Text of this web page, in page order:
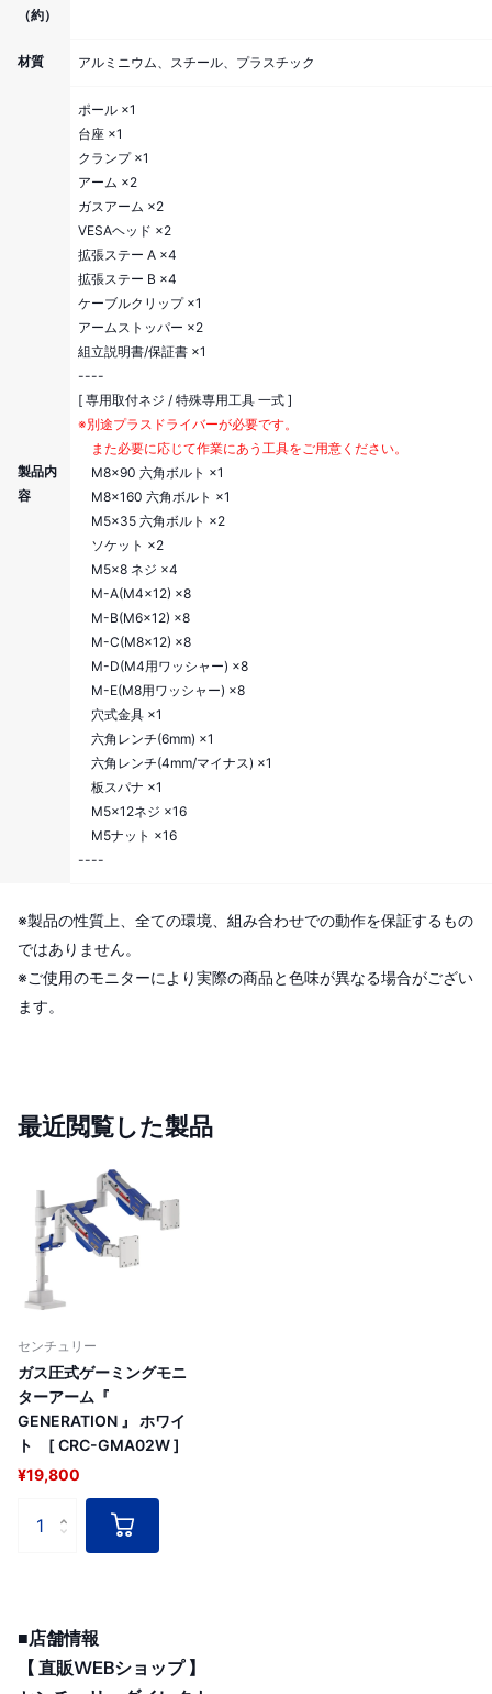
（約）
材質 アルミニウム、スチール、プラスチック
製品内
容
ポール ×1
台座 ×1
クランプ ×1
アーム ×2
ガスアーム ×2
VESAヘッド ×2
拡張ステー A ×4
拡張ステー B ×4
ケーブルクリップ ×1
アームストッパー ×2
組立説明書/保証書 ×1
----
[ 専用取付ネジ / 特殊専用工具 一式 ]
※別途プラスドライバーが必要です。
また必要に応じて作業にあう工具をご用意ください。
M8×90 六角ボルト ×1
M8×160 六角ボルト ×1
M5×35 六角ボルト ×2
ソケット ×2
M5×8 ネジ ×4
M-A(M4×12) ×8
M-B(M6×12) ×8
M-C(M8×12) ×8
M-D(M4用ワッシャー) ×8
M-E(M8用ワッシャー) ×8
穴式金具 ×1
六角レンチ(6mm) ×1
六角レンチ(4mm/マイナス) ×1
板スパナ ×1
M5×12ネジ ×16
M5ナット ×16
----
※製品の性質上、全ての環境、組み合わせでの動作を保証するもの
ではありません。
※ご使用のモニターにより実際の商品と色味が異なる場合がござい
ます。
最近閲覧した製品
センチュリー
ガス圧式ゲーミングモニ
ターアーム『
GENERATION 』 ホワイ
ト [ CRC-GMA02W ]
¥19,800
■店舗情報
【 直販WEBショップ 】